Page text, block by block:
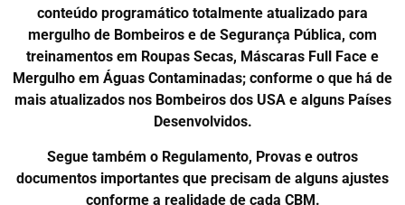
conteúdo programático totalmente atualizado para
mergulho de Bombeiros e de Segurança Pública, com
treinamentos em Roupas Secas, Máscaras Full Face e
Mergulho em Águas Contaminadas; conforme o que há de
mais atualizados nos Bombeiros dos USA e alguns Países
Desenvolvidos.
Segue também o Regulamento, Provas e outros
documentos importantes que precisam de alguns ajustes
conforme a realidade de cada CBM.